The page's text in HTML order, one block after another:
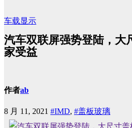
车载显示
汽车双联屏强势登陆，大
家受益
作者ab
8 月 11, 2021 #IMD, #盖板玻璃